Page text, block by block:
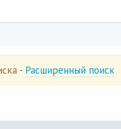
- Расширенный поиск